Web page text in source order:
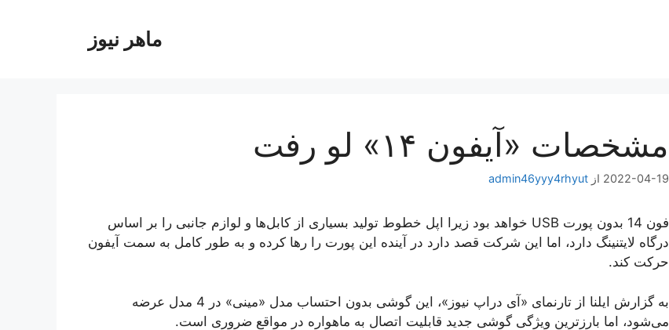
ماهر نیوز
مشخصات «آیفون ۱۴» لو رفت
2022-04-19 از admin46yyy4rhyut
فون 14 بدون پورت USB خواهد بود زیرا اپل خطوط تولید بسیاری از کابل‌ها و لوازم جانبی را بر اساس
درگاه لایتنینگ دارد، اما این شرکت قصد دارد در آینده این پورت را رها کرده و به طور کامل به سمت آیفون
حرکت کند.
به گزارش ایلنا از تارنمای «آی دراپ نیوز»، این گوشی بدون احتساب مدل «مینی» در 4 مدل عرضه
می‌شود، اما بارزترین ویژگی گوشی جدید قابلیت اتصال به ماهواره در مواقع ضروری است.